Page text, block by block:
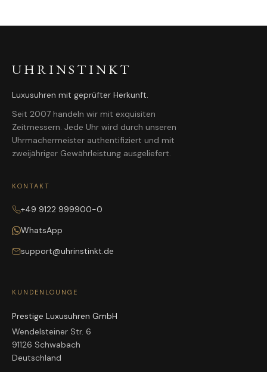
UHRINSTINKT
Luxusuhren mit geprüfter Herkunft.
Seit 2007 handeln wir mit exquisiten
Zeitmessern. Jede Uhr wird durch unseren
Uhrmachermeister authentifiziert und mit
zweijähriger Gewährleistung ausgeliefert.
KONTAKT
+49 9122 999900-0
WhatsApp
support@uhrinstinkt.de
KUNDENLOUNGE
Prestige Luxusuhren GmbH
Wendelsteiner Str. 6
91126 Schwabach
Deutschland